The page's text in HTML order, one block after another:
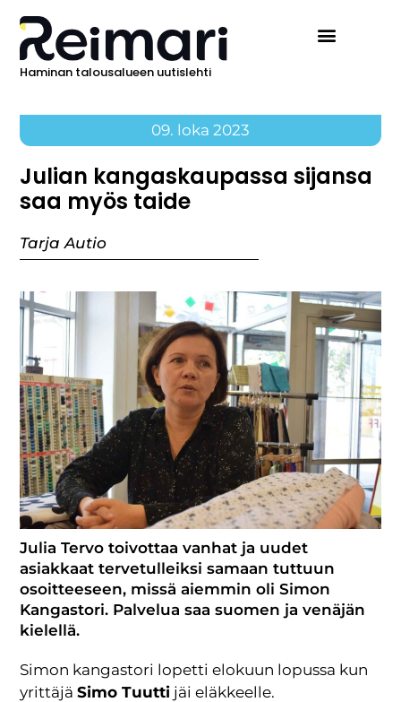
Haminan talousalueen uutislehti
09. loka 2023
Julian kangaskaupassa sijansa
saa myös taide
Tarja Autio
Julia Tervo toivottaa vanhat ja uudet
asiakkaat tervetulleiksi samaan tuttuun
osoitteeseen, missä aiemmin oli Simon
Kangastori. Palvelua saa suomen ja venäjän
kielellä.
Simon kangastori lopetti elokuun lopussa kun
yrittäjäSimo Tuutti jäi eläkkeelle.